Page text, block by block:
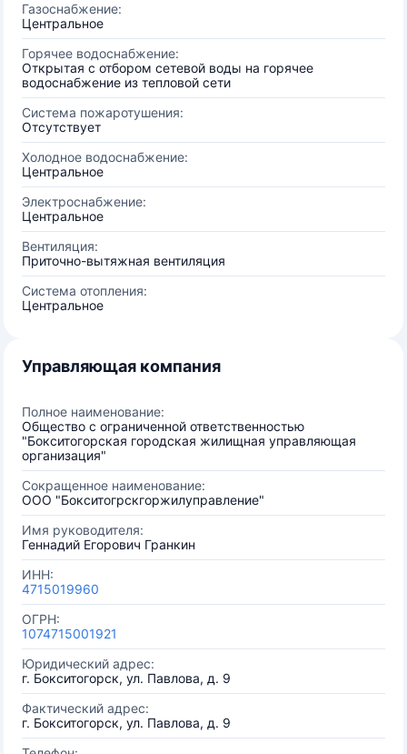
Газоснабжение:
Центральное
Горячее водоснабжение:
Открытая с отбором сетевой воды на горячее
водоснабжение из тепловой сети
Система пожаротушения:
Отсутствует
Холодное водоснабжение:
Центральное
Электроснабжение:
Центральное
Вентиляция:
Приточно-вытяжная вентиляция
Система отопления:
Центральное
Управляющая компания
Полное наименование:
Общество с ограниченной ответственностью
"Бокситогорская городская жилищная управляющая
организация"
Сокращенное наименование:
ООО "Бокситогрскгоржилуправление"
Имя руководителя:
Геннадий Егорович Гранкин
ИНН:
4715019960
ОГРН:
1074715001921
Юридический адрес:
г. Бокситогорск, ул. Павлова, д. 9
Фактический адрес:
г. Бокситогорск, ул. Павлова, д. 9